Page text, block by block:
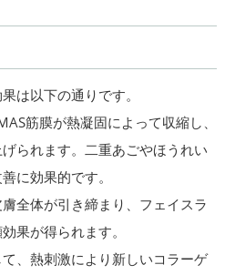
は以下の通りです。
筋膜が熱凝固によって収縮し、
られます。二重あごやほうれい
に効果的です。
全体が引き締まり、フェイスラ
果が得られます。
、熱刺激により新しいコラーゲ